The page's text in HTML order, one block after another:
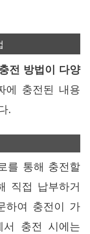
전 방법이 다양
에 충전된 내용
.
를 통해 충전할
직접 납부하거
하여 충전이 가
서 충전 시에는